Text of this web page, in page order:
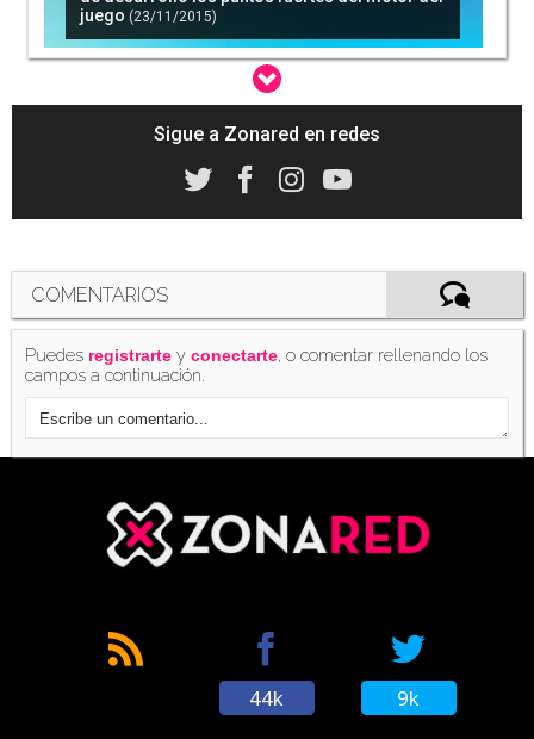
juego (23/11/2015)
'Just Cause 3' desvela sus requisitos mínimos
y recomendados en PC
(24/11/2015)
Sigue a Zonared en redes
COMENTARIOS
Puedes registrarte yconectarte, o comentar rellenando los
campos a continuación.
44k 9k